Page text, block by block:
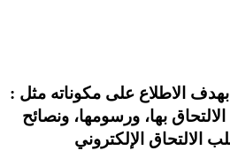
الاطلاع على مكوناته مثل :
بها، ورسومها، ونصائح
الإلكتروني